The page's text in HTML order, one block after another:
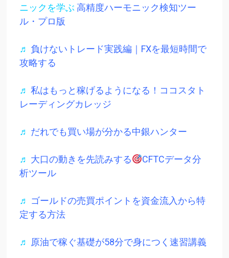
ニックを学ぶ 高精度ハーモニック検知ツー
ル・プロ版
♬ 負けないトレード実践編｜FXを最短時間で
攻略する
♬ 私はもっと稼げるようになる！ココスタト
レーディングカレッジ
♬ だれでも買い場が分かる中銀ハンター
♬ 大口の動きを先読みする
CFTCデータ分
析ツール
♬ ゴールドの売買ポイントを資金流入から特
定する方法
♬ 原油で稼ぐ基礎が58分で身につく速習講義